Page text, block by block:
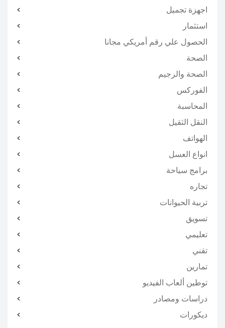
اجهزة تجميل
استثمار
الحصول علي رقم أمريكي مجانا
الصحة
الصحة والرجيم
الفوركس
المحاسبة
النقل الثقيل
الهواتف
انواع العسل
برامج سياحة
تجاره
تربية الحيوانات
تسويق
تعليمي
تقني
تمارين
توطين ألعاب الفيديو
دراسات ومصادر
ديكورات